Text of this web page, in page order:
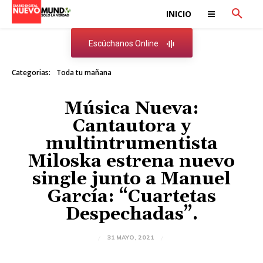
INICIO
Escúchanos Online
Categorias: Toda tu mañana
Música Nueva:
Cantautora y
multintrumentista
Miloska estrena nuevo
single junto a Manuel
García: “Cuartetas
Despechadas”.
31 MAYO, 2021